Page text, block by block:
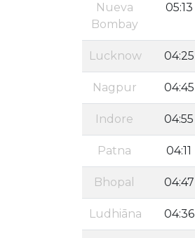
Nueva
Bombay
05:13
Lucknow 04:25
Nagpur 04:45
Indore 04:55
Patna 04:11
Bhopal 04:47
Ludhiāna 04:36